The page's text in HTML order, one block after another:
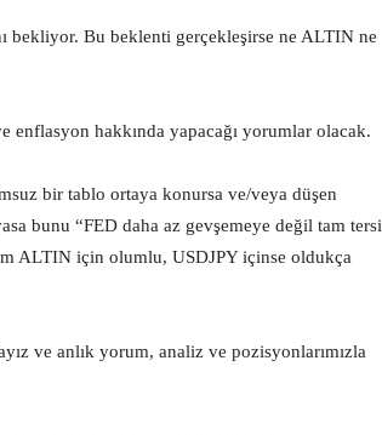
bekliyor. Bu beklenti gerçekleşirse ne ALTIN ne
enflasyon hakkında yapacağı yorumlar olacak.
bir tablo ortaya konursa ve/veya düşen
bunu “FED daha az gevşemeye değil tam tersi
ALTIN için olumlu, USDJPY içinse oldukça
ve anlık yorum, analiz ve pozisyonlarımızla